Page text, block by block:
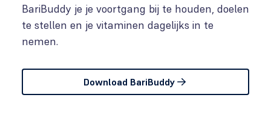
BariBuddy je je voortgang bij te houden, doelen
te stellen en je vitaminen dagelijks in te
nemen.
Download BariBuddy